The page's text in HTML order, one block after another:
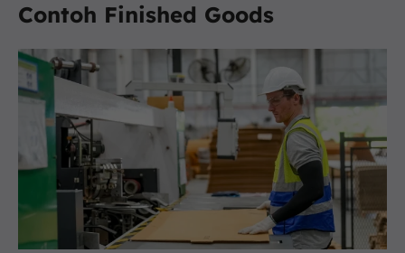
Contoh Finished Goods